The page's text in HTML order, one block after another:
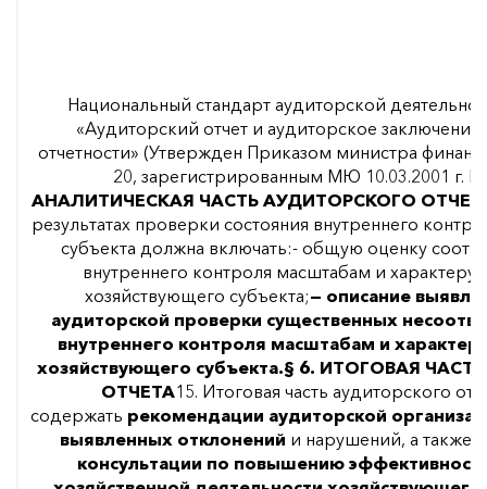
Национальный стандарт аудиторской
«Аудиторский отчет и аудиторское
отчетности» (Утвержден Приказом министра
20, зарегистрированным МЮ 10.03.2001 г.
АНАЛИТИЧЕСКАЯ ЧАСТЬ АУДИТОРСКОГО
результатах проверки состояния внутреннего
субъекта должна включать:- общую оценку
внутреннего контроля масштабам и характеру
хозяйствующего субъекта;— описание
аудиторской проверки существенных
внутреннего контроля масштабам и
хозяйствующего субъекта.§ 6. ИТОГОВАЯ
ОТЧЕТА15. Итоговая часть аудиторского
содержать рекомендации аудиторской
выявленных отклонений и нарушений, а также
консультации по повышению